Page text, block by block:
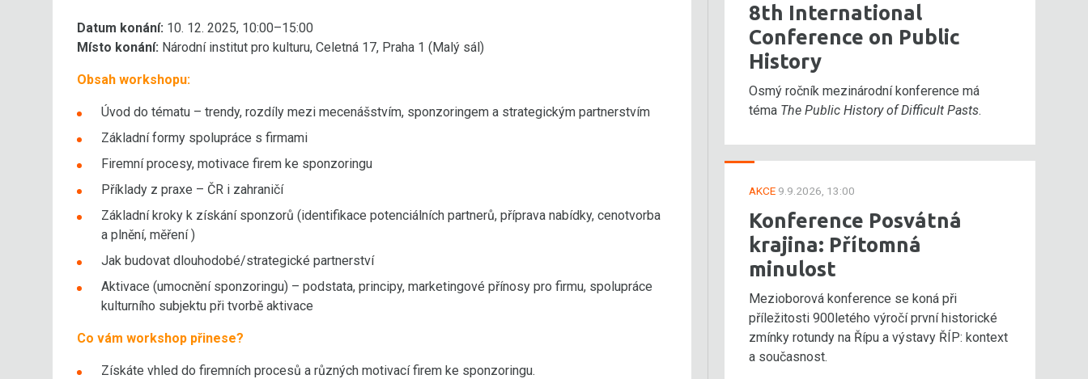
Datum konání: 10. 12. 2025, 10:00–15:00
Místo konání: Národní institut pro kulturu, Celetná 17, Praha 1 (Malý sál)
Obsah workshopu:
Úvod do tématu – trendy, rozdíly mezi mecenášstvím, sponzoringem a strategickým partnerstvím
Základní formy spolupráce s firmami
Firemní procesy, motivace firem ke sponzoringu
Příklady z praxe – ČR i zahraničí
Základní kroky k získání sponzorů (identifikace potenciálních partnerů, příprava nabídky, cenotvorba
a plnění, měření )
Jak budovat dlouhodobé/strategické partnerství
Aktivace (umocnění sponzoringu) – podstata, principy, marketingové přínosy pro firmu, spolupráce
kulturního subjektu při tvorbě aktivace
Co vám workshop přinese?
Získáte vhled do firemních procesů a různých motivací firem ke sponzoringu.
8th International
Conference on Public
History
Osmý ročník mezinárodní konference má
téma The Public History of Difficult Pasts.
AKCE 9.9.2026, 13:00
Konference Posvátná
krajina: Přítomná
minulost
Mezioborová konference se koná při
příležitosti 900letého výročí první historické
zmínky rotundy na Řípu a výstavy ŘÍP: kontext
a současnost.